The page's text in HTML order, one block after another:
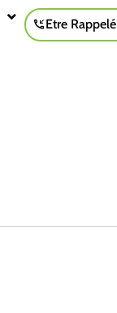
Etre Rappelé